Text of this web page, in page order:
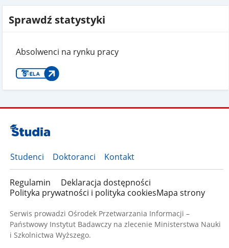
Sprawdź statystyki
Absolwenci na rynku pracy
Studenci Doktoranci Kontakt
Regulamin
Deklaracja dostępności
Polityka prywatności i polityka cookiesMapa strony
Serwis prowadzi Ośrodek Przetwarzania Informacji –
Państwowy Instytut Badawczy na zlecenie Ministerstwa Nauki
i Szkolnictwa Wyższego.